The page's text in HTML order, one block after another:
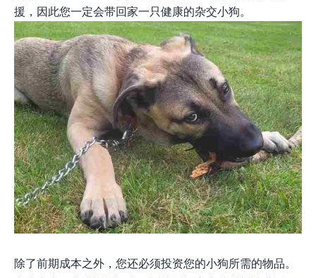
援，因此您一定会带回家一只健康的杂交小狗。
除了前期成本之外，您还必须投资您的小狗所需的物品。